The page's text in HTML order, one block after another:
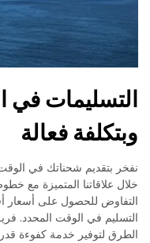
التسليمات في
وبتكلفة فعالة
نفخر بتقديم شحناتك في
خلال علاقاتنا المتميزة مع
التفاوض للحصول على أسعار
التسليم في الوقت المحدد.
الطرق لتوفير خدمة كفوءة قدر